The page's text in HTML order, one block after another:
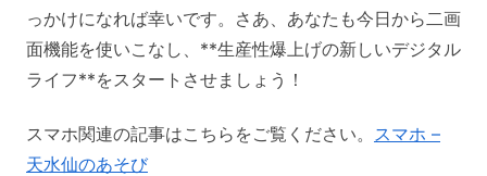
っかけになれば幸いです。さあ、あなたも今日から二画
面機能を使いこなし、**生産性爆上げの新しいデジタル
ライフ**をスタートさせましょう！
スマホ関連の記事はこちらをご覧ください。 スマホ –
天水仙のあそび